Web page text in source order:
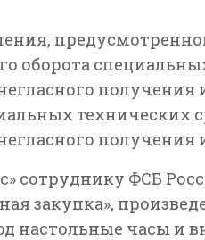
оборота
получения
технических
сотруднику ФСБ
закупка»,
настольные часы и